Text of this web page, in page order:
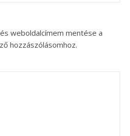
weboldalcímem mentése a
hozzászólásomhoz.